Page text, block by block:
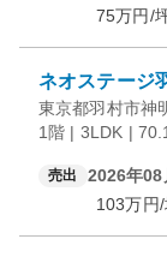
75万円/
ネオステージ
東京都羽村市神
1階 | 3LDK |
売出 2026年08
103万円